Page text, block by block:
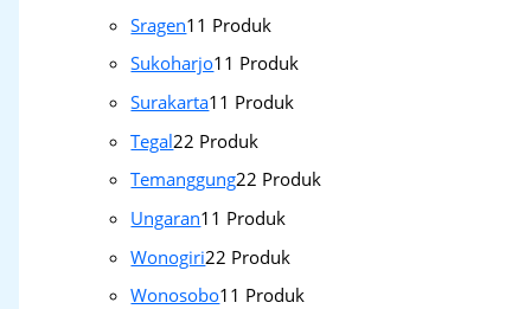
Sragen1 1 Produk
Sukoharjo1 1 Produk
Surakarta1 1 Produk
Tegal22 Produk
Temanggung22 Produk
Ungaran1 1 Produk
Wonogiri22 Produk
Wonosobo1 1 Produk